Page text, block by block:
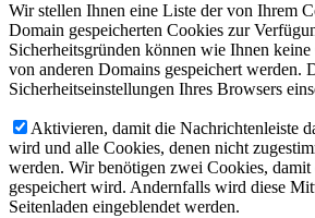
Wir stellen Ihnen eine Liste der von Ihrem
Domain gespeicherten Cookies zur
Sicherheitsgründen können wie Ihnen
von anderen Domains gespeichert werden.
Sicherheitseinstellungen Ihres Browsers
Aktivieren, damit die Nachrichtenleiste
wird und alle Cookies, denen nicht
werden. Wir benötigen zwei Cookies, damit
gespeichert wird. Andernfalls wird diese
Seitenladen eingeblendet werden.